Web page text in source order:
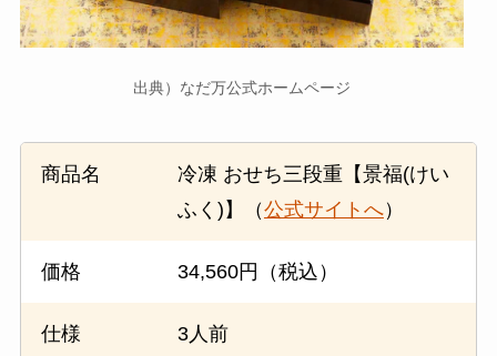
出典）なだ万公式ホームページ
商品名
冷凍 おせち三段重【景福(けい
ふく)】（公式サイトへ）
価格 34,560円（税込）
仕様
3人前